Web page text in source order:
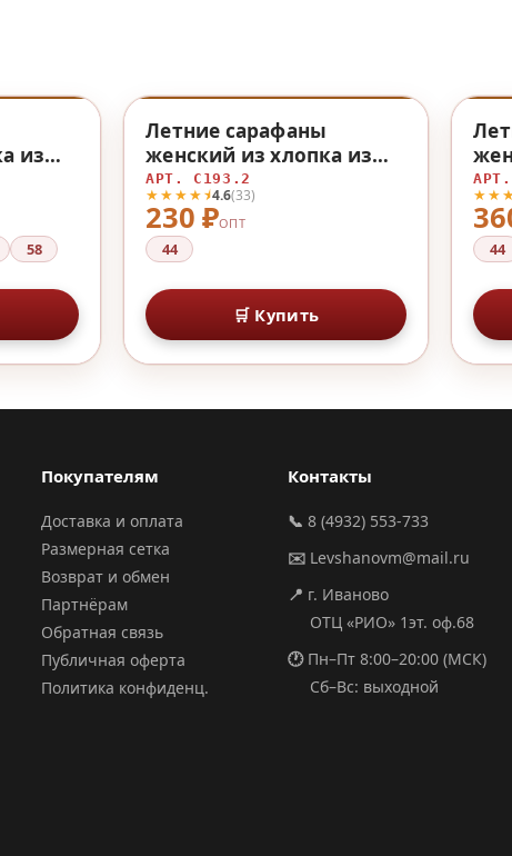
из
58
230 ₽ОПТ
★★★★⯨4.6(33)
Летние сарафаны
женский из хлопка из
хлопка
АРТ. С193.2
44
🛒 Купить
44
Покупателям
Доставка и оплата
Размерная сетка
Возврат и обмен
Партнёрам
Обратная связь
Публичная оферта
Политика конфиденц.
Контакты
📞 8 (4932) 553-733
✉️ Levshanovm@mail.ru
📍 г. Иваново
ОТЦ «РИО» 1эт. оф.68
🕐Пн–Пт 8:00–20:00 (МСК)
Сб–Вс: выходной